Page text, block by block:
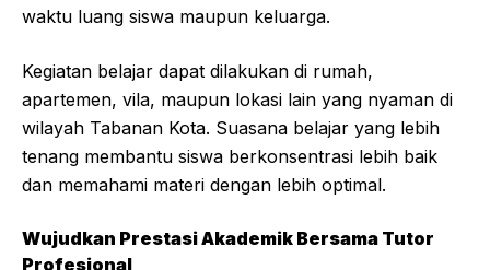
waktu luang siswa maupun keluarga.
Kegiatan belajar dapat dilakukan di rumah,
apartemen, vila, maupun lokasi lain yang nyaman di
wilayah Tabanan Kota. Suasana belajar yang lebih
tenang membantu siswa berkonsentrasi lebih baik
dan memahami materi dengan lebih optimal.
Wujudkan Prestasi Akademik Bersama Tutor
Profesional